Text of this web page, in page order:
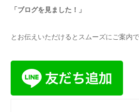
「ブログを見ました！」
とお伝えいただけるとスムーズにご案内